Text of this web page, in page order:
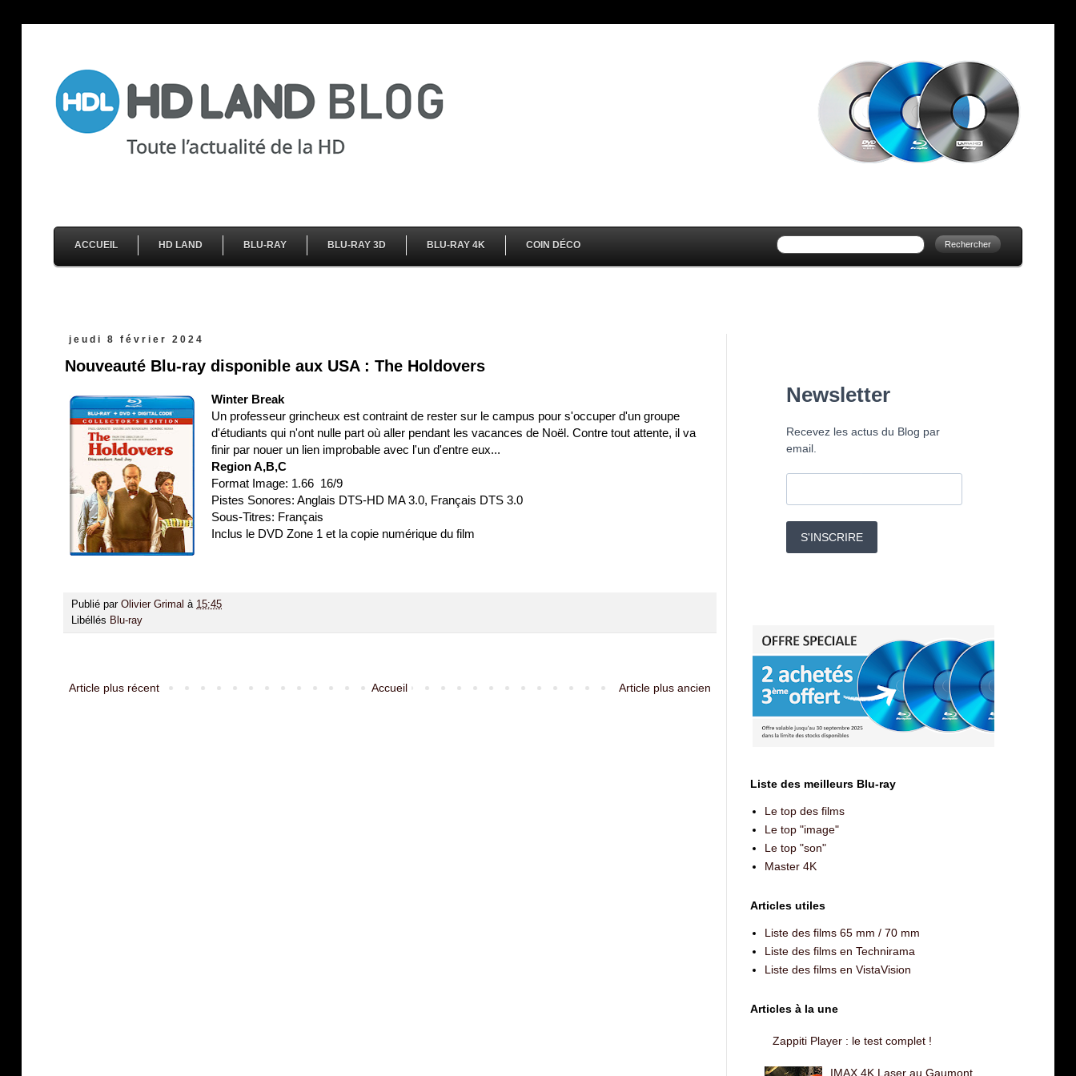
ACCUEIL HD LAND BLU-RAY BLU-RAY 3D BLU-RAY 4K COIN DÉCO
jeudi 8 février 2024
Nouveauté Blu-ray disponible aux USA : The Holdovers
Winter Break
Un professeur grincheux est contraint de rester sur le campus pour s'occuper d'un groupe
d'étudiants qui n'ont nulle part où aller pendant les vacances de Noël. Contre tout attente, il va
finir par nouer un lien improbable avec l'un d'entre eux...
Region A,B,C
Format Image: 1.66 16/9
Pistes Sonores: Anglais DTS-HD MA 3.0, Français DTS 3.0
Sous-Titres: Français
Inclus le DVD Zone 1 et la copie numérique du film
Publié par Olivier Grimal à 15:45
Libéllés Blu-ray
Article plus récent Article plus ancien
Accueil
Newsletter
Recevez les actus du Blog par
email.
S'INSCRIRE
Liste des meilleurs Blu-ray
Le top des films
Le top "image"
Le top "son"
Master 4K
Articles utiles
Liste des films 65 mm / 70 mm
Liste des films en Technirama
Liste des films en VistaVision
Articles à la une
Zappiti Player : le test complet !
IMAX 4K Laser au Gaumont